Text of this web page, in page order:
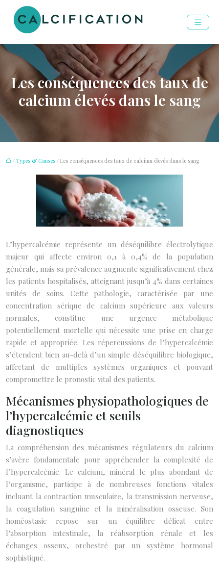
Les conséquences des taux de
calcium élevés dans le sang
/ Types & Causes / Les conséquences des taux de calcium élevés dans le sang
L’hypercalcémie représente un déséquilibre électrolytique
majeur qui affecte environ 0,1 à 0,4% de la population
générale, mais sa prévalence augmente significativement chez
les patients hospitalisés, atteignant jusqu’à 4% dans certaines
unités de soins. Cette pathologie, caractérisée par une
concentration sérique de calcium supérieure aux valeurs
normales, constitue une urgence métabolique
potentiellement mortelle qui nécessite une prise en charge
rapide et appropriée. Les répercussions de l’hypercalcémie
s’étendent bien au-delà d’un simple déséquilibre biologique,
affectant de multiples systèmes organiques et pouvant
compromettre le pronostic vital des patients.
Mécanismes physiopathologiques de
l’hypercalcémie et seuils
diagnostiques
La compréhension des mécanismes régulateurs du calcium
s’avère fondamentale pour appréhender la complexité de
l’hypercalcémie. Le calcium, minéral le plus abondant de
l’organisme, participe à de nombreuses fonctions vitales
incluant la contraction musculaire, la transmission nerveuse,
la coagulation sanguine et la minéralisation osseuse. Son
homéostasie repose sur un équilibre délicat entre
l’absorption intestinale, la réabsorption rénale et les
échanges osseux, orchestré par un système hormonal
sophistiqué.